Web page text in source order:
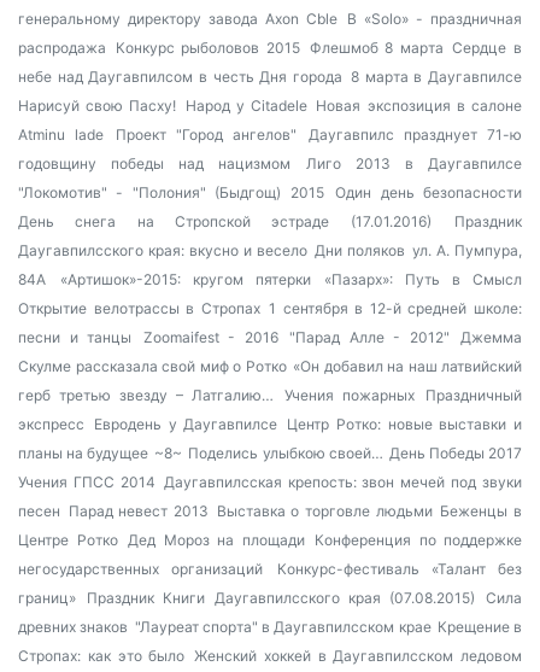
генеральному директору завода Axon Cble В «Solo» - праздничная
распродажа
Конкурс рыболовов 2015 Флешмоб 8 марта Сердце в
небе над Даугавпилсом в честь Дня города 8 марта в Даугавпилсе
Нарисуй свою Пасху! Народ у Citadele Новая экспозиция в салоне
Atminu lade
Проект "Город ангелов"
Даугавпилс празднует 71-ю
годовщину победы над нацизмом
Лиго 2013 в Даугавпилсе
"Локомотив" - "Полония" (Быдгощ) 2015
Один день безопасности
День снега на Стропской эстраде (17.01.2016)
Праздник
Даугавпилсского края: вкусно и весело Дни поляков ул. А. Пумпура,
84А
«Артишок»-2015: кругом пятерки
«Пазарх»: Путь в Смысл
Открытие велотрассы в Стропах 1 сентября в 12-й средней школе:
песни и танцы
Zoomaifest - 2016 "Парад Алле - 2012"
Джемма
Скулме рассказала свой миф о Ротко «Он добавил на наш латвийский
герб третью звезду – Латгалию…
Учения пожарных
Праздничный
экспресс
Евродень у Даугавпилсе Центр Ротко: новые выставки и
планы на будущее ~8~ Поделись улыбкою своей… День Победы 2017
Учения ГПСС 2014 Даугавпилсская крепость: звон мечей под звуки
песен Парад невест 2013 Выставка о торговле людьми Беженцы в
Центре Ротко Дед Мороз на площади
Конференция по поддержке
негосударственных организаций
Конкурс-фестиваль «Талант без
границ»
Праздник Книги Даугавпилсского края (07.08.2015)
Сила
древних знаков "Лауреат спорта" в Даугавпилсском крае Крещение в
Стропах: как это было Женский хоккей в Даугавпилсском ледовом